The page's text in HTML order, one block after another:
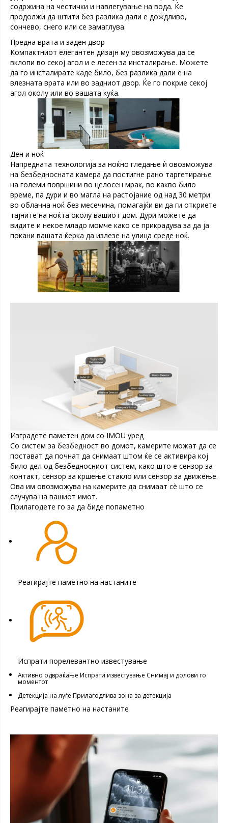
содржина на честички и навлегување на вода. Ќе
продолжи да штити без разлика дали е дождливо,
сончево, снего или се замаглува.
Предна врата и заден двор
Компактниот елегантен дизајн му овозможува да се
вклопи во секој агол и е лесен за инсталирање. Можете
да го инсталирате каде било, без разлика дали е на
влезната врата или во задниот двор. Ќе го покрие секој
агол околу или во вашата куќа.
Ден и ноќ
Напредната технологија за ноќно гледање ѝ овозможува
на безбедносната камера да постигне рано таргетирање
на големи површини во целосен мрак, во какво било
време, па дури и во магла на растојание од над 30 метри
во облачна ноќ без месечина, помагајќи ви да ги откриете
тајните на ноќта околу вашиот дом. Дури можете да
видите и некое младо момче како се прикрадува за да ја
покани вашата ќерка да излезе на улица среде ноќ.
Изградете паметен дом со IMOU уред
Со систем за безбедност во домот, камерите можат да се
постават да почнат да снимаат штом ќе се активира кој
било дел од безбедносниот систем, како што е сензор за
контакт, сензор за кршење стакло или сензор за движење.
Ова им овозможува на камерите да снимаат сè што се
случува на вашиот имот.
Прилагодете го за да биде попаметно
Реагирајте паметно на настаните
Испрати порелевантно известување
Активно одвраќање Испрати известување Снимај и долови го
моментот
Детекција на луѓе Прилагодлива зона за детекција
Реагирајте паметно на настаните